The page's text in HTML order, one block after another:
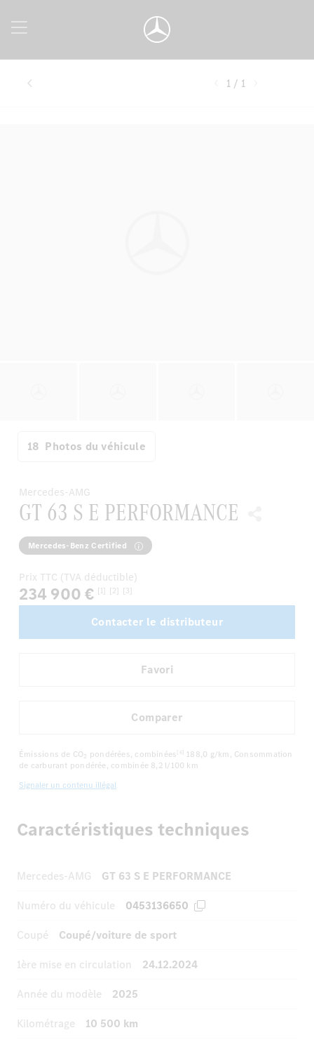
1 / 1
18 Photos du véhicule
Caractéristiques techniques
Mercedes-AMG
GT 63 S E PERFORMANCE
Numéro du véhicule
0453136650
Coupé
Coupé/voiture de sport
1ère mise en circulation
24.12.2024
Année du modèle
2025
Kilométrage
10 500 km
Mercedes-AMG
GT 63 S E PERFORMANCE
Mercedes-Benz Certified
Prix TTC (TVA déductible)
234 900 € [1] [2] [3]
Contacter le distributeur
Favori
Comparer
Émissions de CO2 pondérées, combinées [6] 188,0 g/km, Consommation
de carburant pondérée, combinée 8,2 l/100 km
Signaler un contenu illégal